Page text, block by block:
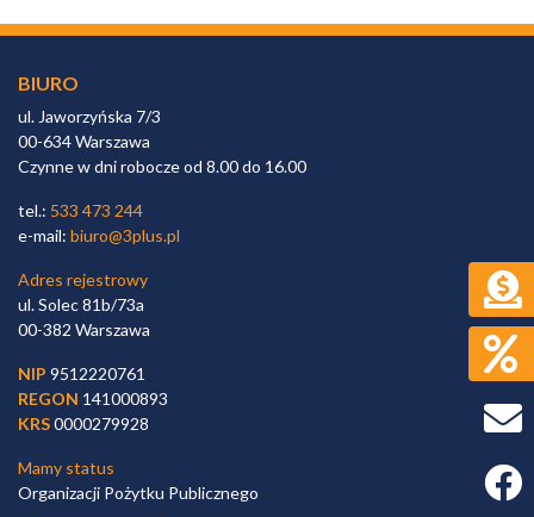
BIURO
ul. Jaworzyńska 7/3
00-634 Warszawa
Czynne w dni robocze od 8.00 do 16.00
tel.: 533 473 244
e-mail: biuro@3plus.pl
Adres rejestrowy
ul. Solec 81b/73a
00-382 Warszawa
NIP 9512220761
REGON 141000893
KRS0000279928
Mamy status
Organizacji Pożytku Publicznego